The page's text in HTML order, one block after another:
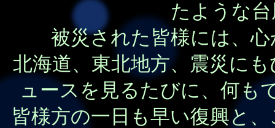
たような
被災された皆様には、
北海道、東北地方、震災に
ュースを見るたびに、何も
皆様方の一日も早い復興と